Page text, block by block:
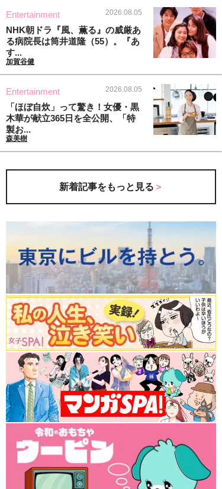
Entertainment 2026.08.05
NHK朝ドラ『風、薫る』の威厳あ
る病院長は筒井道隆（55）。『あ
す...
加賀谷健
Entertainment 2026.08.05
「ほぼ自炊」って驚き！女優・黒
木華が献立365日を全公開、「特
製お...
森美樹
新着記事をもっと見る